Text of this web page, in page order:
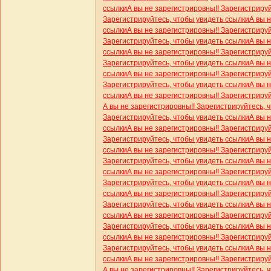
ссылкиА вы не зарегистрировны!!
Зарегистрируйтесь, чтобы увидеть ссылкиА вы
ссылкиА вы не зарегистрировны!!
Зарегистрируйтесь, чтобы увидеть ссылкиА вы
ссылкиА вы не зарегистрировны!!
Зарегистрируйтесь, чтобы увидеть ссылкиА вы
ссылкиА вы не зарегистрировны!!
Зарегистрируйтесь, чтобы увидеть ссылкиА вы
ссылкиА вы не зарегистрировны!!
А вы не зарегистрировны!! Зарегистрируйтесь,
Зарегистрируйтесь, чтобы увидеть ссылкиА вы
ссылкиА вы не зарегистрировны!!
Зарегистрируйтесь, чтобы увидеть ссылкиА вы
ссылкиА вы не зарегистрировны!!
Зарегистрируйтесь, чтобы увидеть ссылкиА вы
ссылкиА вы не зарегистрировны!!
Зарегистрируйтесь, чтобы увидеть ссылкиА вы
ссылкиА вы не зарегистрировны!!
Зарегистрируйтесь, чтобы увидеть ссылкиА вы
ссылкиА вы не зарегистрировны!!
Зарегистрируйтесь, чтобы увидеть ссылкиА вы
ссылкиА вы не зарегистрировны!!
Зарегистрируйтесь, чтобы увидеть ссылкиА вы
ссылкиА вы не зарегистрировны!!